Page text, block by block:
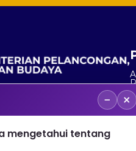
Jalan P5/6, Presint 5,− ×
mengetahui tentang